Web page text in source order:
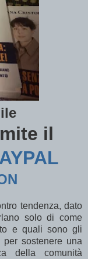
il
tendenza, dato
solo di come
e quali sono gli
per sostenere una
della comunità